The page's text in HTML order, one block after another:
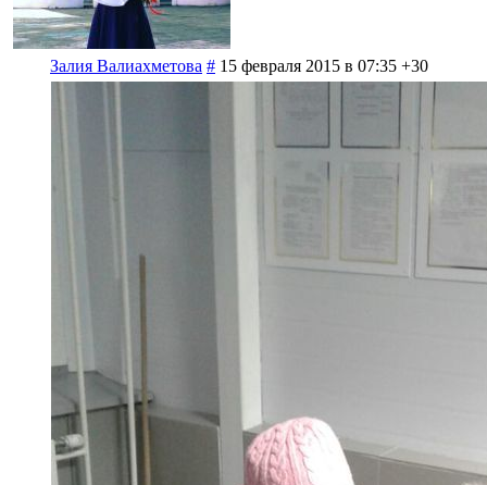
Залия Валиахметова # 15 февраля 2015 в 07:35 +30